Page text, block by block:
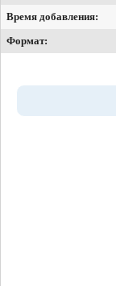
Время добавления:
Формат: